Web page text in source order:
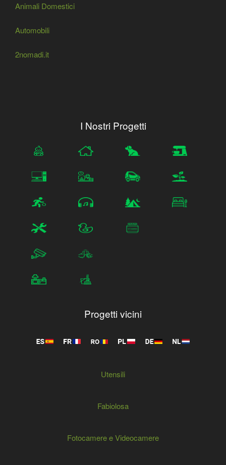
Animali Domestici
Automobili
2nomadi.it
I Nostri Progetti
Progetti vicini
Utensili
Fabiolosa
Fotocamere e Videocamere